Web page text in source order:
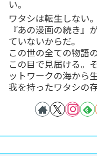
い。
ワタシは転生しない
『あの漫画の続き』
ていないからだ。
この世の全ての物語
この目で見届ける。
ットワークの海から
我を持ったワタシの